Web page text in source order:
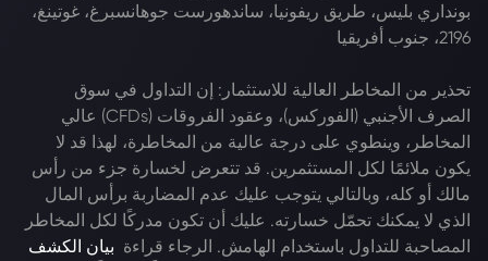
بونداري بليس، طريق ريفونيا، ساندهورست جوهانسبرغ، غوتينغ،
2196، جنوب أفريقيا
تحذير من المخاطر العالية للاستثمار: إن التداول في سوق
الصرف الأجنبي (الفوركس)، وعقود الفروقات (CFDs) عالي
المخاطر، وينطوي على درجة عالية من المخاطرة، لهذا قد لا
يكون ملائمًا لكل المستثمرين. قد تتعرض لخسارة جزء من رأس
مالك أو كله، وبالتالي يتوجب عليك عدم المضاربة برأس المال
الذي لا يمكنك تحمّل خسارته. عليك أن تكون مدركًا لكل المخاطر
المصاحبة للتداول باستخدام الهامش. الرجاء قراءة بيان الكشف